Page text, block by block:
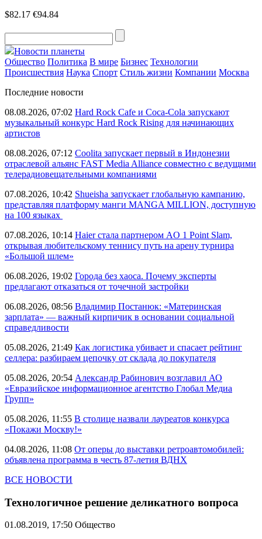
$82.17 €94.84
Новости планеты
Общество Политика В мире Бизнес Технологии
Происшествия Наука Спорт Стиль жизни Компании Москва
Последние новости
08.08.2026, 07:02 Hard Rock Cafe и Coca-Cola запускают
музыкальный конкурс Hard Rock Rising для начинающих
артистов
08.08.2026, 07:12 Coolita запускает первый в Индонезии
отраслевой альянс FAST Media Alliance совместно с ведущими
телерадиовещательными компаниями
07.08.2026, 10:42 Shueisha запускает глобальную кампанию,
представляя платформу манги MANGA MILLION, доступную
на 100 языках
07.08.2026, 10:14 Haier стала партнером AO 1 Point Slam,
открывая любительскому теннису путь на арену турнира
«Большой шлем»
06.08.2026, 19:02 Города без хаоса. Почему эксперты
предлагают отказаться от точечной застройки
06.08.2026, 08:56 Владимир Постанюк: «Материнская
зарплата» — важный кирпичик в основании социальной
справедливости
05.08.2026, 21:49 Как логистика убивает и спасает рейтинг
селлера: разбираем цепочку от склада до покупателя
05.08.2026, 20:54 Александр Рабинович возглавил АО
«Евразийское информационное агентство Глобал Медиа
Групп»
05.08.2026, 11:55 В столице назвали лауреатов конкурса
«Покажи Москву!»
04.08.2026, 11:08 От оперы до выставки ретроавтомобилей:
объявлена программа в честь 87-летия ВДНХ
ВСЕ НОВОСТИ
Технологичное решение деликатного вопроса
01.08.2019, 17:50 Общество